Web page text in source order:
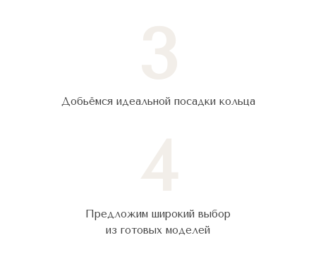
Добьёмся идеальной посадки кольца
Предложим широкий выбор
из готовых моделей